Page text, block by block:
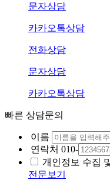
문자상담
카카오톡상담
전화상담
문자상담
카카오톡상담
빠른 상담문의
이름
연락처 010-
개인정보 수집
전문보기